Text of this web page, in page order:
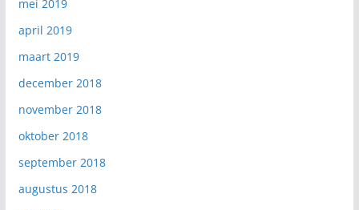
mei 2019
april 2019
maart 2019
december 2018
november 2018
oktober 2018
september 2018
augustus 2018